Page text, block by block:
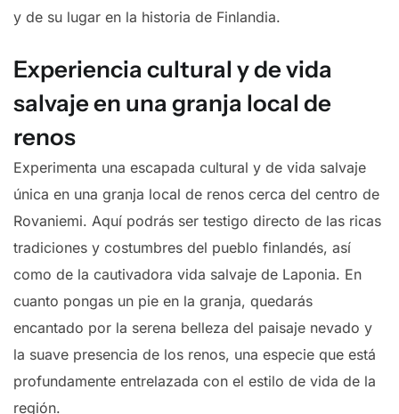
y de su lugar en la historia de Finlandia.
Experiencia cultural y de vida
salvaje en una granja local de
renos
Experimenta una escapada cultural y de vida salvaje
única en una granja local de renos cerca del centro de
Rovaniemi. Aquí podrás ser testigo directo de las ricas
tradiciones y costumbres del pueblo finlandés, así
como de la cautivadora vida salvaje de Laponia. En
cuanto pongas un pie en la granja, quedarás
encantado por la serena belleza del paisaje nevado y
la suave presencia de los renos, una especie que está
profundamente entrelazada con el estilo de vida de la
región.